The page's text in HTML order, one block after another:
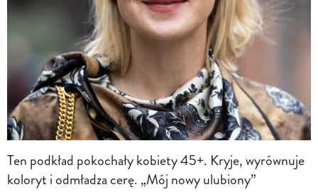
Ten podkład pokochały kobiety 45+. Kryje, wyrównuje
koloryt i odmładza cerę. „Mój nowy ulubiony”